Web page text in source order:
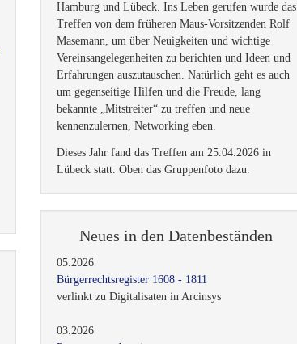
Hamburg und Lübeck. Ins Leben gerufen wurde das
Treffen von dem früheren Maus-Vorsitzenden Rolf
Masemann, um über Neuigkeiten und wichtige
Vereinsangelegenheiten zu berichten und Ideen und
Erfahrungen auszutauschen. Natürlich geht es auch
um gegenseitige Hilfen und die Freude, lang
bekannte „Mitstreiter“ zu treffen und neue
kennenzulernen, Networking eben.
Dieses Jahr fand das Treffen am 25.04.2026 in
Lübeck statt. Oben das Gruppenfoto dazu.
Neues in den Datenbeständen
05.2026
Bürgerrechtsregister 1608 - 1811
verlinkt zu Digitalisaten in Arcinsys
03.2026